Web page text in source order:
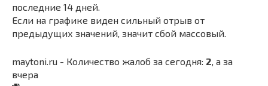
последние 14 дней.
Если на графике виден сильный отрыв от
предыдущих значений, значит сбой массовый.
maytoni.ru - Количество жалоб за сегодня: 2 , а за
вчера